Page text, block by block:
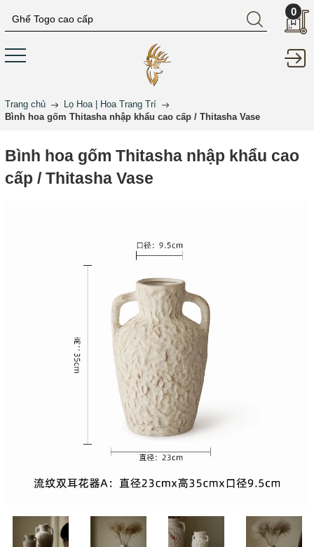
0
Trang chủ
Lọ Hoa | Hoa Trang Trí
Bình hoa gốm Thitasha nhập khẩu cao cấp / Thitasha Vase
Bình hoa gốm Thitasha nhập khẩu cao
cấp / Thitasha Vase